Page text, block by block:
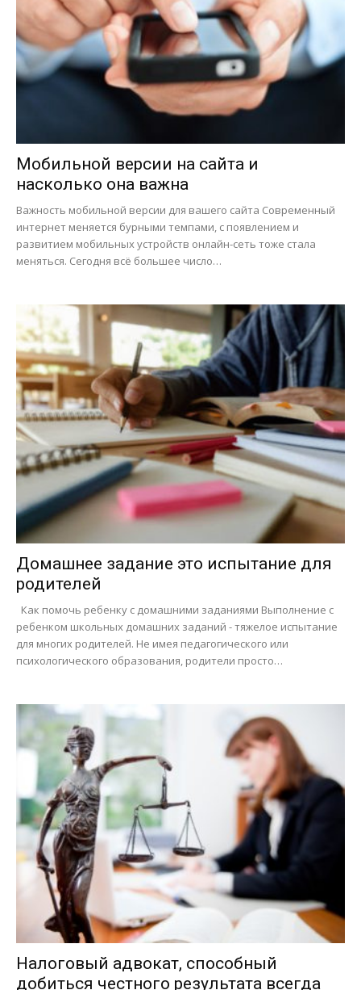
Мобильной версии на сайта и
насколько она важна
Важность мобильной версии для вашего сайта Современный
интернет меняется бурными темпами, с появлением и
развитием мобильных устройств онлайн-сеть тоже стала
меняться. Сегодня всё большее число…
Домашнее задание это испытание для
родителей
Как помочь ребенку с домашними заданиями Выполнение с
ребенком школьных домашних заданий - тяжелое испытание
для многих родителей. Не имея педагогического или
психологического образования, родители просто…
Налоговый адвокат, способный
добиться честного результата всегда